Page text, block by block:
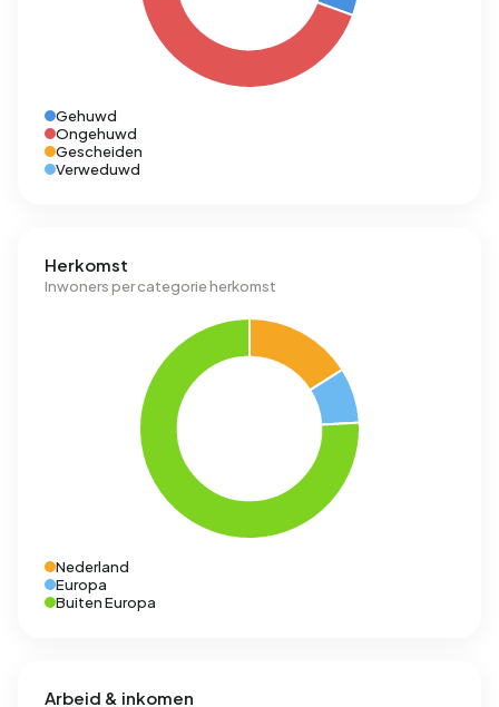
Gehuwd
Ongehuwd
Gescheiden
Verweduwd
Herkomst
Inwoners per categorie herkomst
Nederland
Europa
Buiten Europa
Arbeid & inkomen